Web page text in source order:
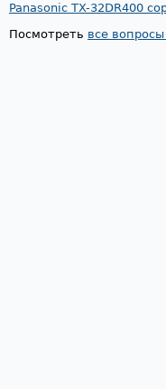
Panasonic TX-32DR400
Посмотреть все